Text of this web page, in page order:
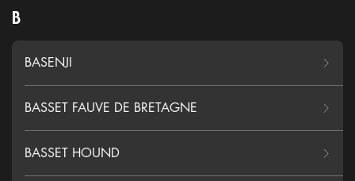
B
BASENJI
BASSET FAUVE DE BRETAGNE
BASSET HOUND